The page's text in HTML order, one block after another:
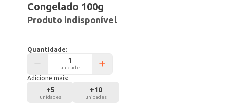
Congelado 100g
Produto indisponível
Quantidade:
unidade
Adicione mais:
+5
unidades
+10
unidades